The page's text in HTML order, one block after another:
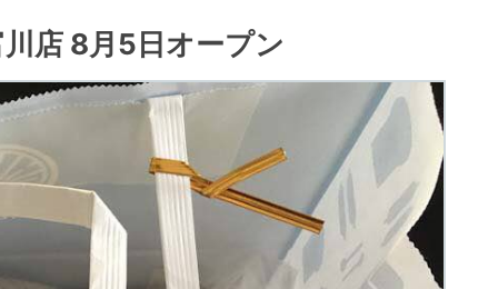
店 8月5日オープン